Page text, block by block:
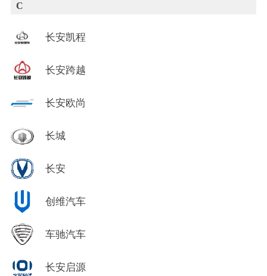
C
长安凯程
长安跨越
长安欧尚
长城
长安
创维汽车
车驰汽车
长安启源